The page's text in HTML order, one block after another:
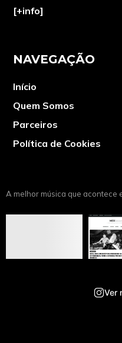
[+info]
NAVEGAÇÃO
Início
Quem Somos
Parceiros
Política de Cookies
A melhor música que acontece
Ver